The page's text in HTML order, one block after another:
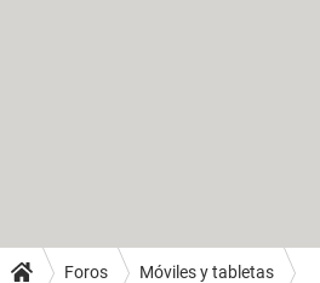
Foros Móviles y tabletas